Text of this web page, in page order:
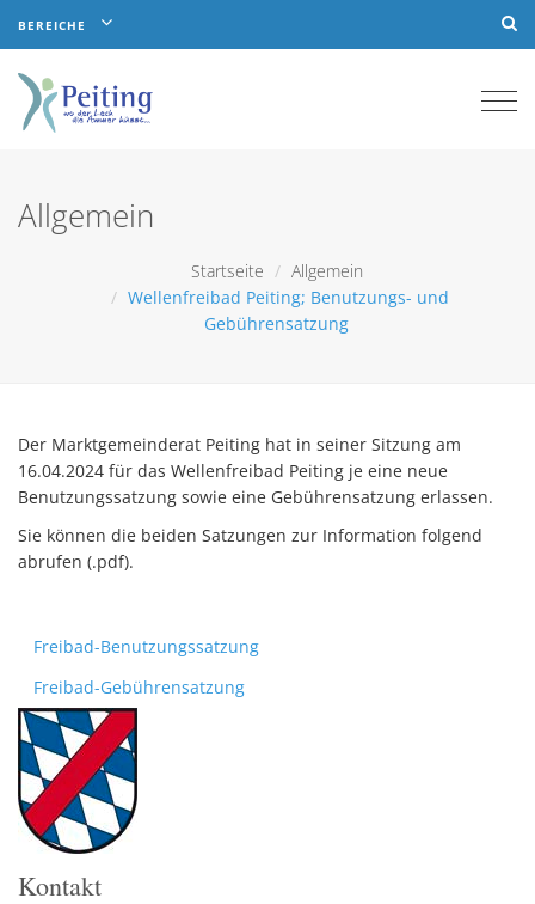
BEREICHE
Allgemein
Startseite
Allgemein
Wellenfreibad Peiting; Benutzungs- und
Gebührensatzung
Der Marktgemeinderat Peiting hat in seiner Sitzung am
16.04.2024 für das Wellenfreibad Peiting je eine neue
Benutzungssatzung sowie eine Gebührensatzung erlassen.
Sie können die beiden Satzungen zur Information folgend
abrufen (.pdf).
Freibad-Benutzungssatzung
Freibad-Gebührensatzung
Kontakt